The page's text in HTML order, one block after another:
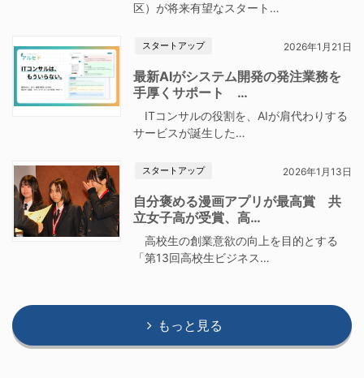
区）が将来有望なスタート…
スタートアップ 2026年1月21日
最新AIがシステム開発の発注業務を
手厚くサポート …
ITコンサルの役割を、AIが肩代わりする
サービスが誕生した…
スタートアップ 2026年1月13日
自分褒める漫画アプリが最高賞 共
立女子高が受賞、高…
高校生の創業意欲の向上を目的とする
「第13回高校生ビジネス…
もっと見る